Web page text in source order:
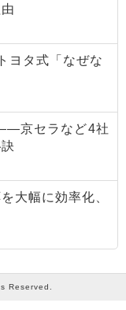
ヨタ式「なぜな
京セラなど4社
大幅に効率化、
Reserved.